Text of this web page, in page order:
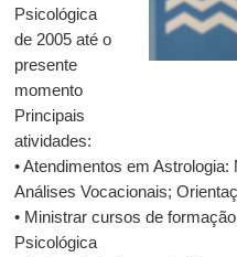
Psicológica
de 2005 até o
presente
momento
Principais
atividades:
• Atendimentos em
Análises Vocacionais;
• Ministrar cursos de
Psicológica